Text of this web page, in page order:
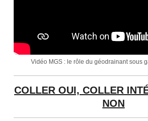
Vidéo MGS : le rôle du géodrainant sous
COLLER OUI, COLLER
NON